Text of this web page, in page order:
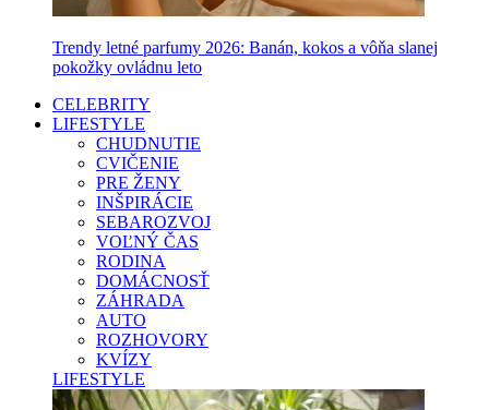
Trendy letné parfumy 2026: Banán, kokos a vôňa slanej
pokožky ovládnu leto
CELEBRITY
LIFESTYLE
CHUDNUTIE
CVIČENIE
PRE ŽENY
INŠPIRÁCIE
SEBAROZVOJ
VOĽNÝ ČAS
RODINA
DOMÁCNOSŤ
ZÁHRADA
AUTO
ROZHOVORY
KVÍZY
LIFESTYLE